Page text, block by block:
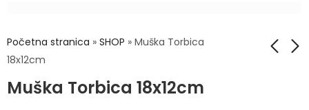
Početna stranica » SHOP » Muška Torbica
18x12cm
Muška Torbica 18x12cmMuška Torbica 25x18